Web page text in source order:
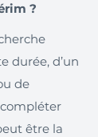
?
durée, d’un
de
être la